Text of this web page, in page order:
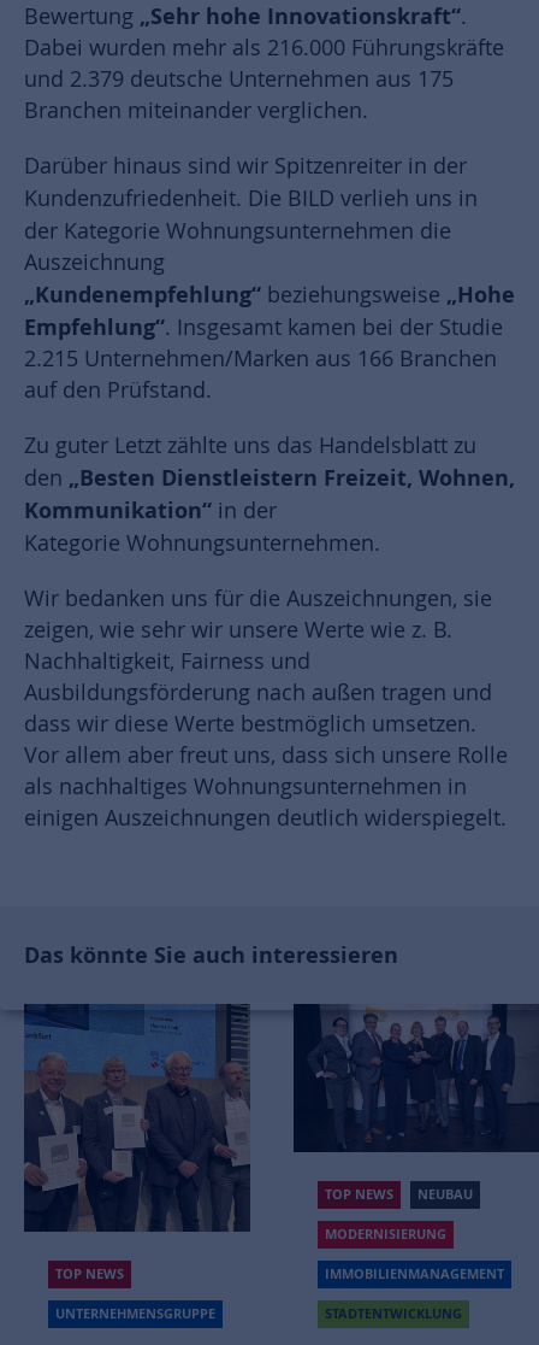
Bewertung „Sehr hohe Innovationskraft“.
Dabei wurden mehr als 216.000 Führungskräfte
und 2.379 deutsche Unternehmen aus 175
Branchen miteinander verglichen.
Darüber hinaus sind wir Spitzenreiter in der
Kundenzufriedenheit. Die BILD verlieh uns in
der Kategorie Wohnungsunternehmen die
Auszeichnung
„Kundenempfehlung“ beziehungsweise „Hohe
Empfehlung“. Insgesamt kamen bei der Studie
2.215 Unternehmen/Marken aus 166 Branchen
auf den Prüfstand.
Zu guter Letzt zählte uns das Handelsblatt zu
den „Besten Dienstleistern Freizeit, Wohnen,
Kommunikation“ in der
Kategorie Wohnungsunternehmen.
Wir bedanken uns für die Auszeichnungen, sie
zeigen, wie sehr wir unsere Werte wie z. B.
Nachhaltigkeit, Fairness und
Ausbildungsförderung nach außen tragen und
dass wir diese Werte bestmöglich umsetzen.
Vor allem aber freut uns, dass sich unsere Rolle
als nachhaltiges Wohnungsunternehmen in
einigen Auszeichnungen deutlich widerspiegelt.
Das könnte Sie auch interessieren
TOP NEWS
UNTERNEHMENSGRUPPE
TOP NEWS NEUBAU
MODERNISIERUNG
IMMOBILIENMANAGEMENT
STADTENTWICKLUNG